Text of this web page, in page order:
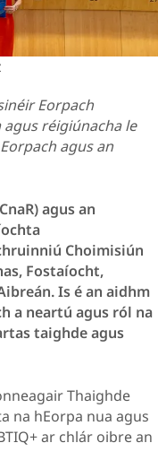
Eorpach
réigiúnacha le
agus an
agus an
Choimisiún
Fostaíocht,
Is é an aidhm
a neartú agus ról na
taighde agus
Thaighde
na hEorpa nua agus
ar chlár oibre an